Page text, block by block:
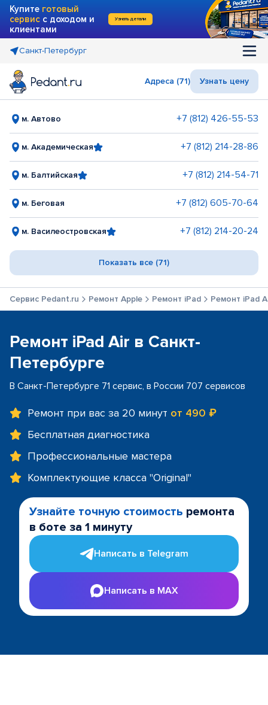
Купите готовый
сервис с доходом и
клиентами
Узнать детали
Санкт-Петербург
Адреса (71) Узнать цену
м. Автово +7 (812) 426-55-53
м. Академическая +7 (812) 214-28-86
м. Балтийская +7 (812) 214-54-71
м. Беговая +7 (812) 605-70-64
м. Василеостровская +7 (812) 214-20-24
Показать все (71)
Сервис Pedant.ru Ремонт Apple Ремонт iPad Ремонт iPad
Ремонт iPad Air в Санкт-
Петербурге
В Санкт-Петербурге 71 сервис, в России 707 сервисов
Ремонт при вас за 20 минут от 490 ₽
Бесплатная диагностика
Профессиональные мастера
Комплектующие класса "Original"
Узнайте точную стоимость ремонта
в боте за 1 минуту
Написать в Telegram
Написать в MAX